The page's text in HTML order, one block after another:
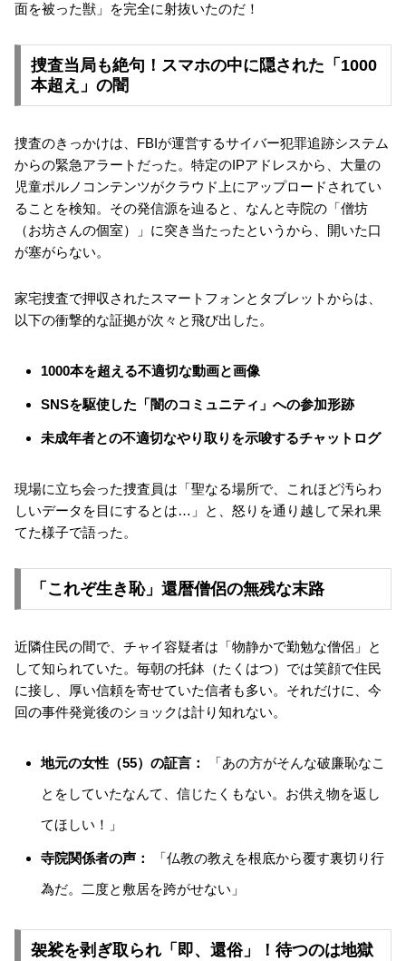
面を被った獣」を完全に射抜いたのだ！
捜査当局も絶句！スマホの中に隠された「1000
本超え」の闇
捜査のきっかけは、FBIが運営するサイバー犯罪追跡システム
からの緊急アラートだった。特定のIPアドレスから、大量の
児童ポルノコンテンツがクラウド上にアップロードされてい
ることを検知。その発信源を辿ると、なんと寺院の「僧坊
（お坊さんの個室）」に突き当たったというから、開いた口
が塞がらない。
家宅捜査で押収されたスマートフォンとタブレットからは、
以下の衝撃的な証拠が次々と飛び出した。
1000本を超える不適切な動画と画像
SNSを駆使した「闇のコミュニティ」への参加形跡
未成年者との不適切なやり取りを示唆するチャットログ
現場に立ち会った捜査員は「聖なる場所で、これほど汚らわ
しいデータを目にするとは…」と、怒りを通り越して呆れ果
てた様子で語った。
「これぞ生き恥」還暦僧侶の無残な末路
近隣住民の間で、チャイ容疑者は「物静かで勤勉な僧侶」と
して知られていた。毎朝の托鉢（たくはつ）では笑顔で住民
に接し、厚い信頼を寄せていた信者も多い。それだけに、今
回の事件発覚後のショックは計り知れない。
地元の女性（55）の証言：
「あの方がそんな破廉恥なこ
とをしていたなんて、信じたくもない。お供え物を返し
てほしい！」
寺院関係者の声：
「仏教の教えを根底から覆す裏切り行
為だ。二度と敷居を跨がせない」
袈裟を剥ぎ取られ「即、還俗」！待つのは地獄